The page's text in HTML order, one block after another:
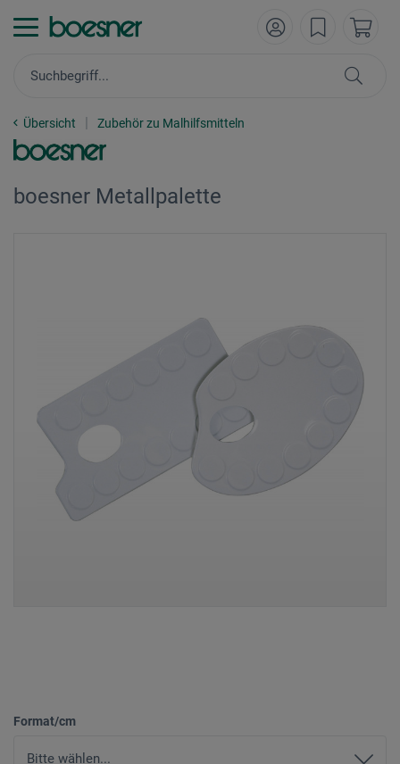
Übersicht Zubehör zu Malhilfsmitteln
boesner Metallpalette
Format/cm